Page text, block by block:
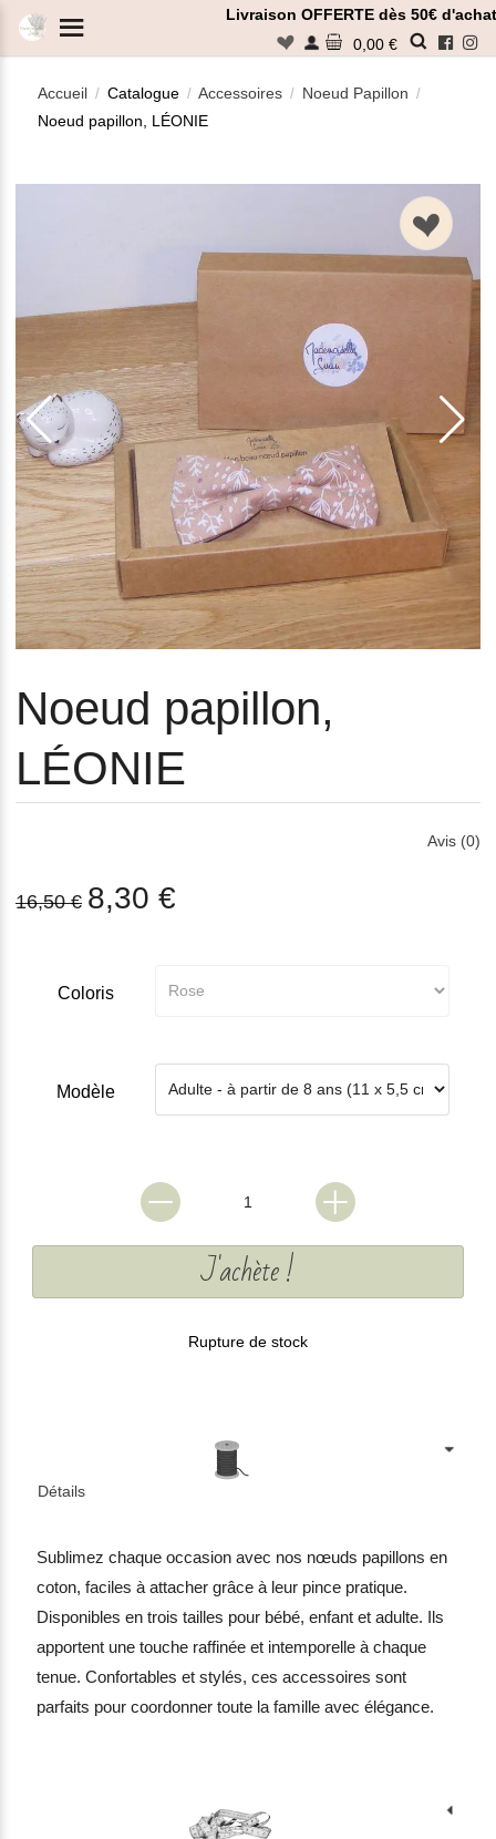
Livraison OFFERTE dès 50€
n 0,00 €
Accueil / Catalogue / Accessoires / Noeud Papillon /
Noeud papillon, LÉONIE
n
Noeud papillon,
LÉONIE
Avis (0)
16,50 € 8,30 €
Coloris
Modèle
J'achète !
Rupture de stock
Détails
Sublimez chaque occasion avec nos nœuds papillons en
coton, faciles à attacher grâce à leur pince pratique.
Disponibles en trois tailles pour bébé, enfant et adulte. Ils
apportent une touche raffinée et intemporelle à chaque
tenue. Confortables et stylés, ces accessoires sont
parfaits pour coordonner toute la famille avec élégance.
Panneau de gestion des cookies